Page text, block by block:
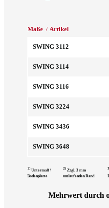
Maße / Artikel
SWING 3112
SWING 3114
SWING 3116
SWING 3224
SWING 3436
SWING 3648
1) Untermaß /
Bodenplatte
2) Zzgl. 3 mm
umlaufenden Rand
Mehrwert durch